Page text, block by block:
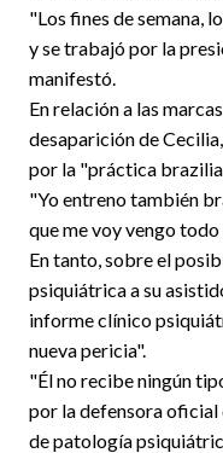
"Los fines de semana,
y se trabajó por la
manifestó.
En relación a las
desaparición de
por la "práctica
"Yo entreno también
que me voy vengo todo
En tanto, sobre el
psiquiátrica a su
informe clínico
nueva pericia".
"Él no recibe ningún
por la defensora oficial
de patología